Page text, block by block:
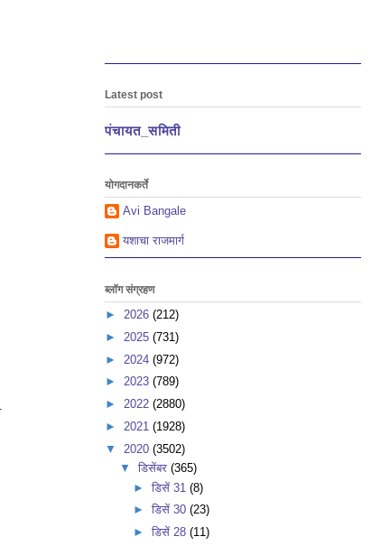
Latest post
पंचायत_समिती
योगदानकर्ते
Avi Bangale
यशाचा राजमार्ग
ब्लॉग संग्रहण
► 2026 (212)
► 2025 (731)
► 2024 (972)
► 2023 (789)
► 2022 (2880)
► 2021 (1928)
▼ 2020 (3502)
▼ डिसेंबर (365)
►डिसें 31(8)
►डिसें 30(23)
►डिसें 28(11)